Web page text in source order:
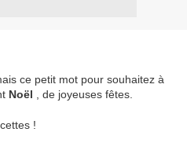
ce petit mot pour souhaitez à
Noël , de joyeuses fêtes.
!